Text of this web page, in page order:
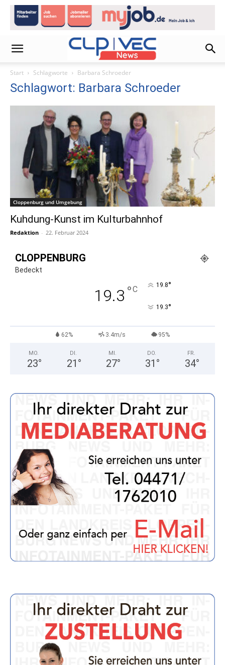
Start Schlagworte Barbara Schroeder
Schlagwort: Barbara Schroeder
Cloppenburg und Umgebung
Kuhdung-Kunst im Kulturbahnhof
Redaktion - 22. Februar 2024
CLOPPENBURG
Bedeckt
19.3 °C 19.8°
19.3°
62% 3.4m/s 95%
MO.
23°
DI.
21 °
MI.
27°
DO.
31 °
FR.
34°